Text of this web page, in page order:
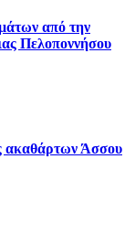
από την
Πελοποννήσου
ακαθάρτων Άσσου